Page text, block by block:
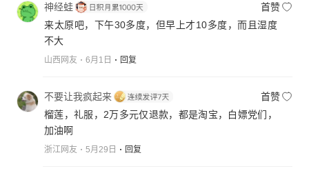
神经蛙
首赞
来太原吧，下午30多度，但早上才10多度，而且湿度
不大
山西网友 6月1日 回复
不要让我疯起来
首赞
榴莲，礼服，2万多元仅退款，都是淘宝，白嫖党们，
加油啊
浙江网友 5月29日 回复